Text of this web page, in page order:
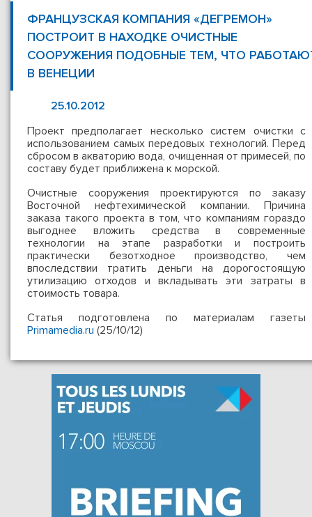
ФРАНЦУЗСКАЯ КОМПАНИЯ «ДЕГРЕМОН»
ПОСТРОИТ В НАХОДКЕ ОЧИСТНЫЕ
СООРУЖЕНИЯ ПОДОБНЫЕ ТЕМ, ЧТО
В ВЕНЕЦИИ
25.10.2012
Проект предполагает несколько систем очистки с
использованием самых передовых технологий. Перед
сбросом в акваторию вода, очищенная от примесей, по
составу будет приближена к морской.
Очистные сооружения проектируются по заказу
Восточной нефтехимической компании. Причина
заказа такого проекта в том, что компаниям гораздо
выгоднее вложить средства в современные
технологии на этапе разработки и построить
практически безотходное производство, чем
впоследствии тратить деньги на дорогостоящую
утилизацию отходов и вкладывать эти затраты в
стоимость товара.
Статья подготовлена по материалам газеты
Primamedia.ru (25/10/12)